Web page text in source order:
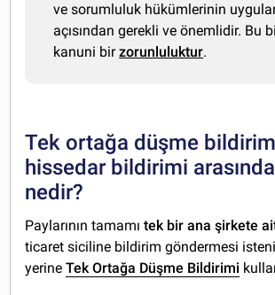
ve sorumluluk hükümlerinin
açısından gerekli ve önemlidir. Bu
kanuni birzorunluluktur.
Tek ortağa düşme
hissedar bildirimi
nedir?
Paylarının tamamıtek bir ana şirkete
ticaret siciline bildirim göndermesi
yerineTek Ortağa Düşme Bildirimi